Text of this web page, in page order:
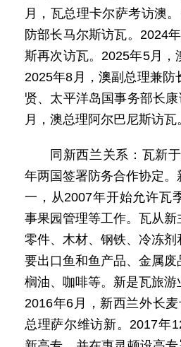
月，瓦总理卡尔萨考访澳
防部长马尔斯访瓦。2024
斯再次访瓦。2025年5月，
2025年8月，澳副总理兼防
贤、太平洋岛国事务部长
月，澳总理阿尔巴尼斯访瓦
同新西兰关系：瓦新
年两国签署防务合作协定。
一，从2007年开始允许瓦
事果园管理等工作。瓦从
零件、木材、钢铁、冷冻
要出口鱼和鱼产品、金属
榈油、咖啡等。新是瓦旅游
2016年6月，新西兰外长
总理萨尔维访新。2017年